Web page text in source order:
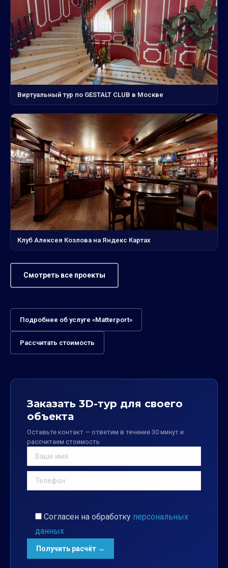
Виртуальный тур по GESTALT CLUB в Москве
Клуб Алексея Козлова на Яндекс Картах
Смотреть все проекты
Подробнее об услуге «Matterport»
Рассчитать стоимость
Заказать 3D-тур для своего
объекта
Оставьте контакт — ответим в течение 30 минут и
рассчитаем стоимость
Согласен на обработку персональных
данных